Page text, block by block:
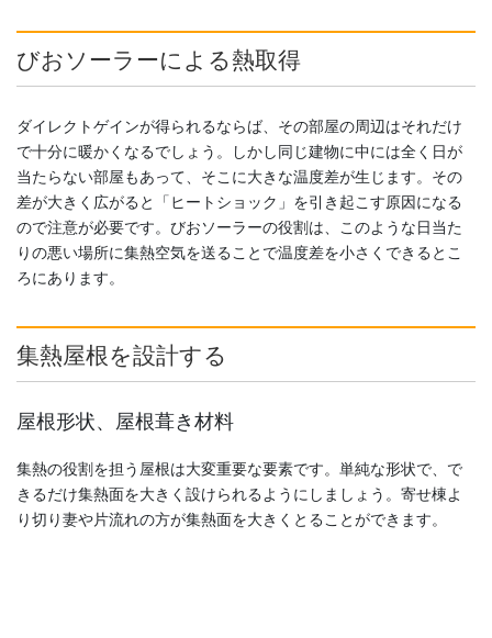
びおソーラーによる熱取得
ダイレクトゲインが得られるならば、その部屋の周辺はそれだけ
で十分に暖かくなるでしょう。しかし同じ建物に中には全く日が
当たらない部屋もあって、そこに大きな温度差が生じます。その
差が大きく広がると「ヒートショック」を引き起こす原因になる
ので注意が必要です。びおソーラーの役割は、このような日当た
りの悪い場所に集熱空気を送ることで温度差を小さくできるとこ
ろにあります。
集熱屋根を設計する
屋根形状、屋根葺き材料
集熱の役割を担う屋根は大変重要な要素です。単純な形状で、で
きるだけ集熱面を大きく設けられるようにしましょう。寄せ棟よ
り切り妻や片流れの方が集熱面を大きくとることができます。